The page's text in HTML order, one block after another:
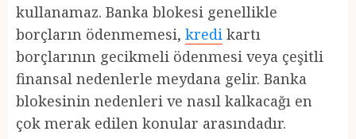
kullanamaz. Banka blokesi genellikle
borçların ödenmemesi, kredi kartı
borçlarının gecikmeli ödenmesi veya çeşitli
finansal nedenlerle meydana gelir. Banka
blokesinin nedenleri ve nasıl kalkacağı en
çok merak edilen konular arasındadır.